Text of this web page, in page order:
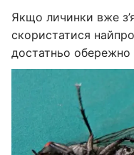
Якщо личинки вже
скористатися
достатньо обережно